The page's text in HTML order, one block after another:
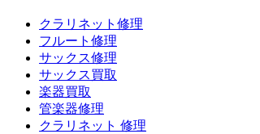
クラリネット修理
フルート修理
サックス修理
サックス買取
楽器買取
管楽器修理
クラリネット 修理